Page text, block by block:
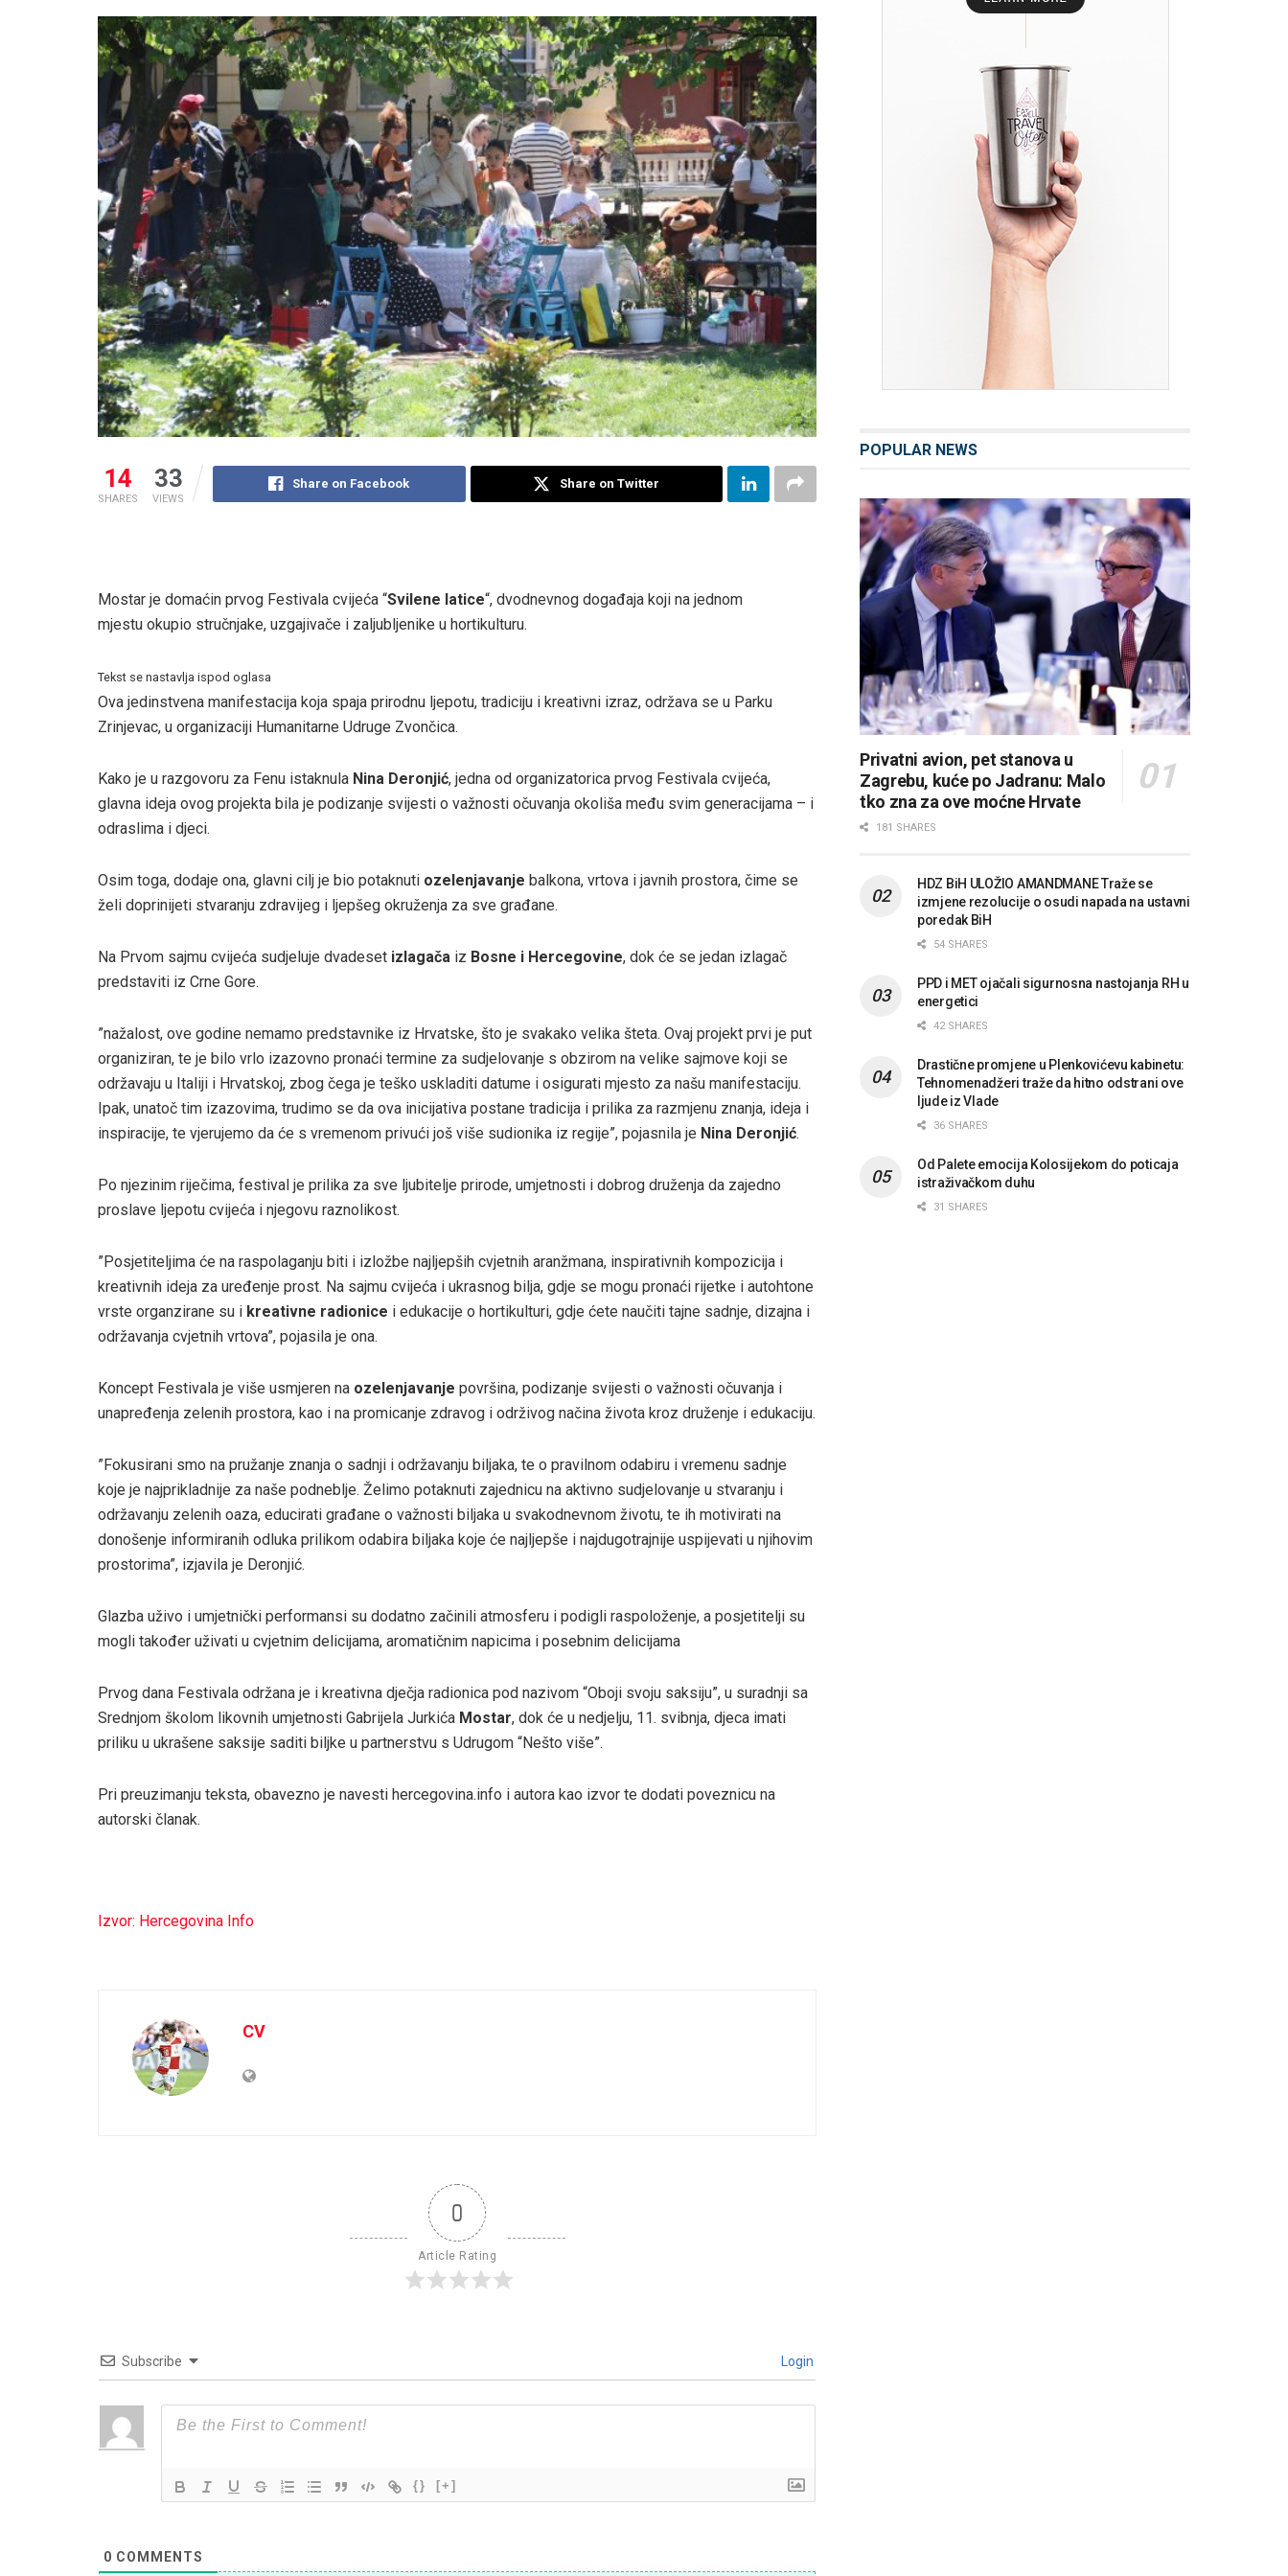
14
SHARES
33
VIEWS
Share on Facebook Share on Twitter
Mostar je domaćin prvog Festivala cvijeća “Svilene latice“, dvodnevnog događaja koji na jednom
mjestu okupio stručnjake, uzgajivače i zaljubljenike u hortikulturu.
Tekst se nastavlja ispod oglasa
Ova jedinstvena manifestacija koja spaja prirodnu ljepotu, tradiciju i kreativni izraz, održava se u Parku
Zrinjevac, u organizaciji Humanitarne Udruge Zvončica.
Kako je u razgovoru za Fenu istaknula Nina Deronjić, jedna od organizatorica prvog Festivala cvijeća,
glavna ideja ovog projekta bila je podizanje svijesti o važnosti očuvanja okoliša među svim generacijama – i
odraslima i djeci.
Osim toga, dodaje ona, glavni cilj je bio potaknuti ozelenjavanje balkona, vrtova i javnih prostora, čime se
želi doprinijeti stvaranju zdravijeg i ljepšeg okruženja za sve građane.
Na Prvom sajmu cvijeća sudjeluje dvadeset izlagača iz Bosne i Hercegovine, dok će se jedan izlagač
predstaviti iz Crne Gore.
”nažalost, ove godine nemamo predstavnike iz Hrvatske, što je svakako velika šteta. Ovaj projekt prvi je put
organiziran, te je bilo vrlo izazovno pronaći termine za sudjelovanje s obzirom na velike sajmove koji se
održavaju u Italiji i Hrvatskoj, zbog čega je teško uskladiti datume i osigurati mjesto za našu manifestaciju.
Ipak, unatoč tim izazovima, trudimo se da ova inicijativa postane tradicija i prilika za razmjenu znanja, ideja i
inspiracije, te vjerujemo da će s vremenom privući još više sudionika iz regije”, pojasnila je Nina Deronjić.
Po njezinim riječima, festival je prilika za sve ljubitelje prirode, umjetnosti i dobrog druženja da zajedno
proslave ljepotu cvijeća i njegovu raznolikost.
”Posjetiteljima će na raspolaganju biti i izložbe najljepših cvjetnih aranžmana, inspirativnih kompozicija i
kreativnih ideja za uređenje prost. Na sajmu cvijeća i ukrasnog bilja, gdje se mogu pronaći rijetke i autohtone
vrste organzirane su i kreativne radionice i edukacije o hortikulturi, gdje ćete naučiti tajne sadnje, dizajna i
održavanja cvjetnih vrtova”, pojasila je ona.
Koncept Festivala je više usmjeren na ozelenjavanje površina, podizanje svijesti o važnosti očuvanja i
unapređenja zelenih prostora, kao i na promicanje zdravog i održivog načina života kroz druženje i edukaciju.
”Fokusirani smo na pružanje znanja o sadnji i održavanju biljaka, te o pravilnom odabiru i vremenu sadnje
koje je najprikladnije za naše podneblje. Želimo potaknuti zajednicu na aktivno sudjelovanje u stvaranju i
održavanju zelenih oaza, educirati građane o važnosti biljaka u svakodnevnom životu, te ih motivirati na
donošenje informiranih odluka prilikom odabira biljaka koje će najljepše i najdugotrajnije uspijevati u njihovim
prostorima”, izjavila je Deronjić.
Glazba uživo i umjetnički performansi su dodatno začinili atmosferu i podigli raspoloženje, a posjetitelji su
mogli također uživati u cvjetnim delicijama, aromatičnim napicima i posebnim delicijama
Prvog dana Festivala održana je i kreativna dječja radionica pod nazivom “Oboji svoju saksiju”, u suradnji sa
Srednjom školom likovnih umjetnosti Gabrijela Jurkića Mostar, dok će u nedjelju, 11. svibnja, djeca imati
priliku u ukrašene saksije saditi biljke u partnerstvu s Udrugom “Nešto više”.
Pri preuzimanju teksta, obavezno je navesti hercegovina.info i autora kao izvor te dodati poveznicu na
autorski članak.
Izvor: Hercegovina Info
CV
0
Article Rating
Subscribe Login
{} [+]
0 COMMENTS
POPULAR NEWS
Privatni avion, pet stanova u
Zagrebu, kuće po Jadranu: Malo
tko zna za ove moćne Hrvate
181 SHARES
HDZ BiH ULOŽIO AMANDMANE Traže se
izmjene rezolucije o osudi napada na ustavni
poredak BiH
54 SHARES
PPD i MET ojačali sigurnosna nastojanja RH u
energetici
42 SHARES
Drastične promjene u Plenkovićevu kabinetu:
Tehnomenadžeri traže da hitno odstrani ove
ljude iz Vlade
36 SHARES
Od Palete emocija Kolosijekom do poticaja
istraživačkom duhu
31 SHARES